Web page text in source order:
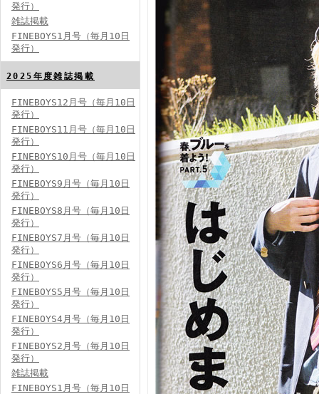
FINEBOYS2024年8月号
FINEBOYS2024年7月号
FINEBOYS2024年6月号
発行）
雑誌掲載
FINEBOYS1月号（毎月10日
発行）
2025年度雑誌掲載
FINEBOYS12月号（毎月10日
発行）
FINEBOYS11月号（毎月10日
発行）
FINEBOYS10月号（毎月10日
発行）
FINEBOYS9月号（毎月10日
発行）
FINEBOYS8月号（毎月10日
発行）
FINEBOYS7月号（毎月10日
発行）
FINEBOYS6月号（毎月10日
発行）
FINEBOYS5月号（毎月10日
発行）
FINEBOYS4月号（毎月10日
発行）
FINEBOYS2月号（毎月10日
発行）
雑誌掲載
FINEBOYS1月号（毎月10日